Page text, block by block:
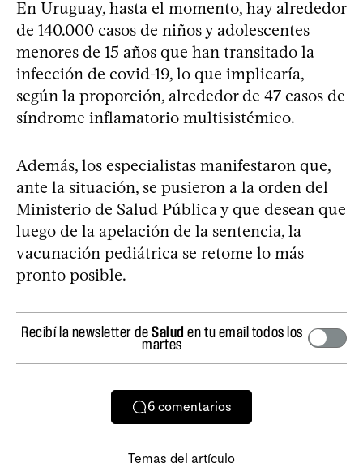
En Uruguay, hasta el momento, hay alrededor
de 140.000 casos de niños y adolescentes
menores de 15 años que han transitado la
infección de covid-19, lo que implicaría,
según la proporción, alrededor de 47 casos de
síndrome inflamatorio multisistémico.
Además, los especialistas manifestaron que,
ante la situación, se pusieron a la orden del
Ministerio de Salud Pública y que desean que
luego de la apelación de la sentencia, la
vacunación pediátrica se retome lo más
pronto posible.
Recibí la newsletter deSalud en tu email todos los
martes
6 comentarios
Temas del artículo